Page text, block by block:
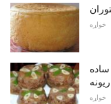
خواړه
خواړه